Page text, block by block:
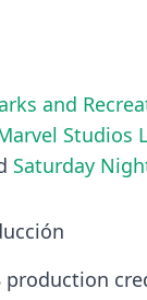
and
Studios
Saturday
production